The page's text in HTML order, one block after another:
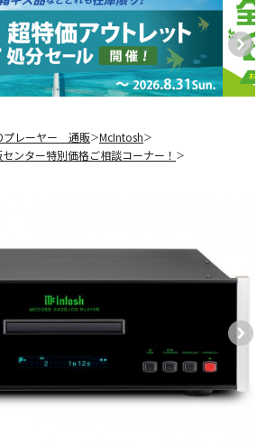
プレーヤー 通販＞McIntosh＞
ンター特別価格ご相談コーナー！ ＞